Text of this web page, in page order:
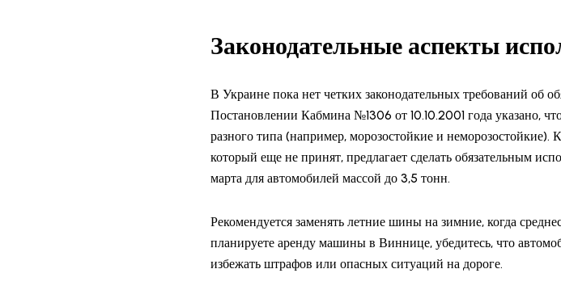
Законодательные аспекты
В Украине пока нет четких законодательных требований об
Постановлении Кабмина №1306 от 10.10.2001 года указано,
разного типа (например, морозостойкие и
который еще не принят, предлагает сделать обязательным
марта для автомобилей массой до 3,5 тонн.
Рекомендуется заменять летние шины на зимние, когда
планируете аренду машины в Виннице, убедитесь, что
избежать штрафов или опасных ситуаций на дороге.